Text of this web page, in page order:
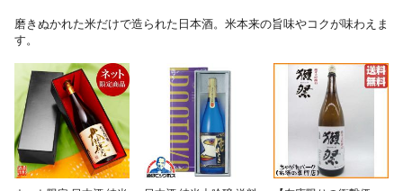
磨きぬかれた米だけで造られた日本酒。米本来の旨味やコクが味わえま
す。